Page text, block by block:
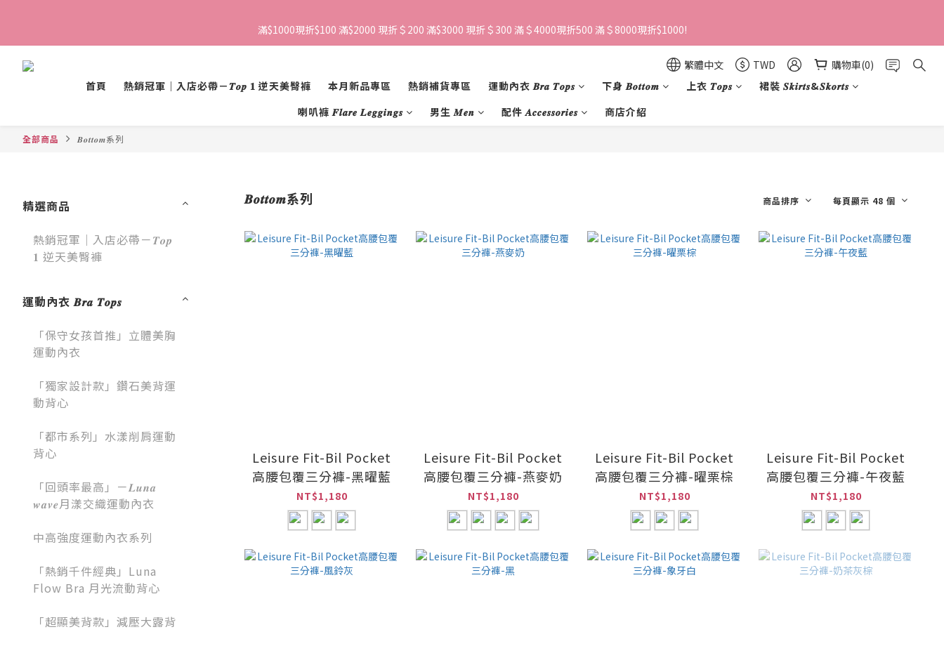
滿$1000現折$100 滿$2000 現折＄200 滿$3000 現折＄300 滿＄4000現折500 滿＄8000現折$1000!
繁體中文 TWD
購物車(0)
首頁
熱銷冠軍｜入店必帶－𝑻𝒐𝒑 𝟏 逆天美臀褲 本月新品專區 熱銷補貨專區 運動內衣 𝑩𝒓𝒂 𝑻𝒐𝒑𝒔 下身 𝑩𝒐𝒕𝒕𝒐𝒎 上衣 𝑻𝒐𝒑𝒔
裙裝 𝑺𝒌𝒊𝒓𝒕𝒔&𝑺𝒌𝒐𝒓𝒕𝒔
喇叭褲 𝑭𝒍𝒂𝒓𝒆 𝑳𝒆𝒈𝒈𝒊𝒏𝒈𝒔
男生 𝑴𝒆𝒏 配件 𝑨𝒄𝒄𝒆𝒔𝒔𝒐𝒓𝒊𝒆𝒔 商店介紹
全部商品 𝑩𝒐𝒕𝒕𝒐𝒎系列
精選商品
熱銷冠軍｜入店必帶－𝑻𝒐𝒑
𝟏 逆天美臀褲
運動內衣 𝑩𝒓𝒂 𝑻𝒐𝒑𝒔
「保守女孩首推」立體美胸
運動內衣
「獨家設計款」鑽石美背運
動背心
「都市系列」水漾削肩運動
背心
「回頭率最高」－𝑳𝒖𝒏𝒂
𝒘𝒂𝒗𝒆月漾交織運動內衣
中高強度運動內衣系列
「熱銷千件經典」Luna
Flow Bra 月光流動背心
「超顯美背款」減壓大露背
𝑩𝒐𝒕𝒕𝒐𝒎系列 商品排序 每頁顯示 48 個
Leisure Fit-Bil Pocket
高腰包覆三分褲-黑曜藍
NT$1,180
Leisure Fit-Bil Pocket
高腰包覆三分褲-燕麥奶
NT$1,180
Leisure Fit-Bil Pocket
高腰包覆三分褲-曜栗棕
NT$1,180
Leisure Fit-Bil Pocket
高腰包覆三分褲-午夜藍
NT$1,180